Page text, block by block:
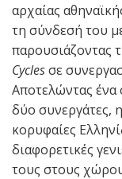
αρχαίας
τη σύνδεσή του
παρουσιάζοντας
Cyclesσε
Αποτελώντας ένα
δύο συνεργάτες,
κορυφαίες
διαφορετικές
τους στους